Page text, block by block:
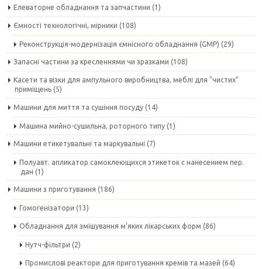
Елеваторне обладнання та запчастини (1)
Ємності технологічні, мірники (108)
Реконструкція-модернізація ємнісного обладнання (GMP) (29)
Запасні частини за кресленнями чи зразками (108)
Касети та візки для ампульного виробництва, меблі для "чистих"
приміщень (5)
Машини для миття та сушіння посуду (14)
Машина мийно-сушильна, роторного типу (1)
Машини етикетувальні та маркувальні (7)
Полуавт. апликатор самоклеющихся этикеток с нанесением пер.
дан (1)
Машини з приготування (186)
Гомогенізатори (13)
Обладнання для змішування м'яких лікарських форм (86)
Нутч-фільтри (2)
Промислові реактори для приготування кремів та мазей (64)